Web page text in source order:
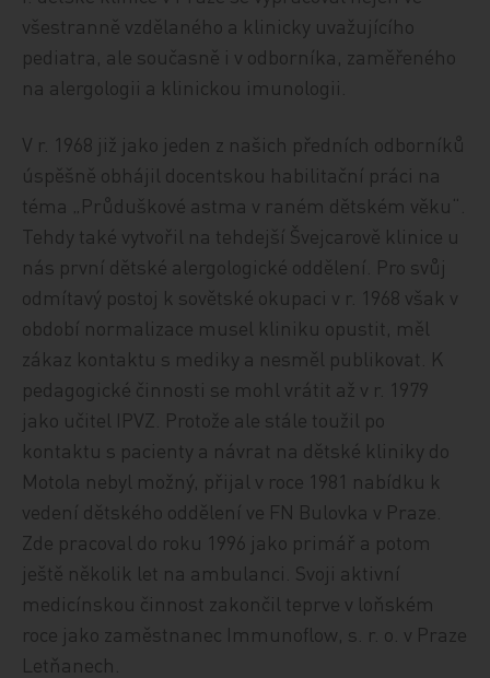
všestranně vzdělaného a klinicky uvažujícího
pediatra, ale současně i v odborníka, zaměřeného
na alergologii a klinickou imunologii.
V r. 1968 již jako jeden z našich předních odborníků
úspěšně obhájil docentskou habilitační práci na
téma „Průduškové astma v raném dětském věku“.
Tehdy také vytvořil na tehdejší Švejcarově klinice u
nás první dětské alergologické oddělení. Pro svůj
odmítavý postoj k sovětské okupaci v r. 1968 však v
období normalizace musel kliniku opustit, měl
zákaz kontaktu s mediky a nesměl publikovat. K
pedagogické činnosti se mohl vrátit až v r. 1979
jako učitel IPVZ. Protože ale stále toužil po
kontaktu s pacienty a návrat na dětské kliniky do
Motola nebyl možný, přijal v roce 1981 nabídku k
vedení dětského oddělení ve FN Bulovka v Praze.
Zde pracoval do roku 1996 jako primář a potom
ještě několik let na ambulanci. Svoji aktivní
medicínskou činnost zakončil teprve v loňském
roce jako zaměstnanec Immunoflow, s. r. o. v Praze
Letňanech.